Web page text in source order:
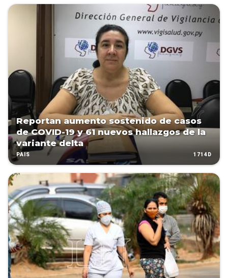
Reportan aumento sostenido de casos
de COVID-19 y 61 nuevos hallazgos de la
variante delta
PAÍS 1714D